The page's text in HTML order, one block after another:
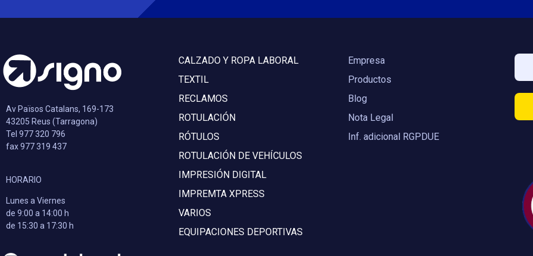
Av Països Catalans, 169-173
43205 Reus (Tarragona)
Tel 977 320 796
fax 977 319 437
HORARIO
Lunes a Viernes
de 9:00 a 14:00 h
de 15:30 a 17:30 h
CALZADO Y ROPA LABORAL
TEXTIL
RECLAMOS
ROTULACIÓN
RÓTULOS
ROTULACIÓN DE VEHÍCULOS
IMPRESIÓN DIGITAL
IMPREMTA XPRESS
VARIOS
EQUIPACIONES DEPORTIVAS
Empresa
Productos
Blog
Nota Legal
Inf. adicional RGPDUE